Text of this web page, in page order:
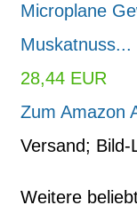
Microplane
Muskatnuss...
28,44 EUR
Zum Amazon
Versand; Bild-
Weitere